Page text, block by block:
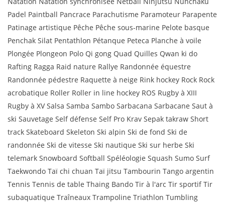
Padel Paintball Pancrace Parachutisme Paramoteur Parapente
Patinage artistique Pêche Pêche sous-marine Pelote basque
Penchak Silat Pentathlon Pétanque Peteca Planche à voile
Plongée Plongeon Polo Qi gong Quad Quilles Qwan ki do
Rafting Ragga Raid nature Rallye Randonnée équestre
Randonnée pédestre Raquette à neige Rink hockey Rock Rock
acrobatique Roller Roller in line hockey ROS Rugby à XIII
Rugby à XV Salsa Samba Sambo Sarbacana Sarbacane Saut à
ski Sauvetage Self défense Self Pro Krav Sepak takraw Short
track Skateboard Skeleton Ski alpin Ski de fond Ski de
randonnée Ski de vitesse Ski nautique Ski sur herbe Ski
telemark Snowboard Softball Spéléologie Squash Sumo Surf
Taekwondo Taï chi chuan Taï jitsu Tambourin Tango argentin
Tennis Tennis de table Thaing Bando Tir à l'arc Tir sportif Tir
subaquatique Traîneaux Trampoline Triathlon Tumbling